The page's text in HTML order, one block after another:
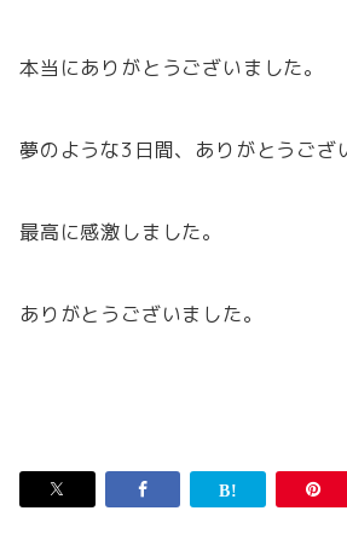
本当にありがとうございました。
夢のような3日間、ありがとうござ
最高に感激しました。
ありがとうございました。